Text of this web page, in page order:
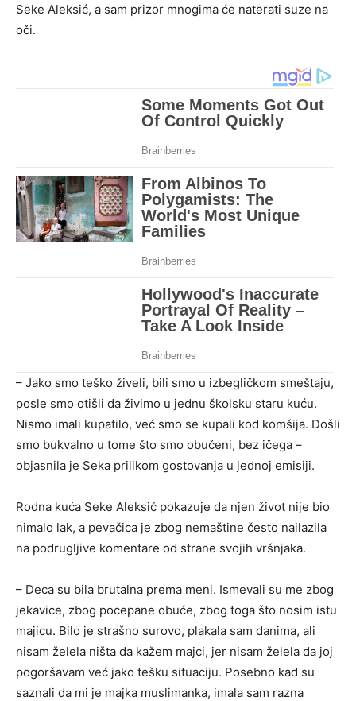
Seke Aleksić, a sam prizor mnogima će naterati suze na
oči.
– Jako smo teško živeli, bili smo u izbegličkom smeštaju,
posle smo otišli da živimo u jednu školsku staru kuću.
Nismo imali kupatilo, već smo se kupali kod komšija. Došli
smo bukvalno u tome što smo obučeni, bez ičega –
objasnila je Seka prilikom gostovanja u jednoj emisiji.
Rodna kuća Seke Aleksić pokazuje da njen život nije bio
nimalo lak, a pevačica je zbog nemaštine često nailazila
na podrugljive komentare od strane svojih vršnjaka.
– Deca su bila brutalna prema meni. Ismevali su me zbog
jekavice, zbog pocepane obuće, zbog toga što nosim istu
majicu. Bilo je strašno surovo, plakala sam danima, ali
nisam želela ništa da kažem majci, jer nisam želela da joj
pogoršavam već jako tešku situaciju. Posebno kad su
saznali da mi je majka muslimanka, imala sam razna